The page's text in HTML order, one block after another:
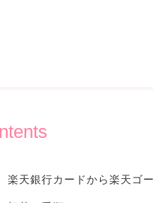
楽天銀行カードから楽天ゴ